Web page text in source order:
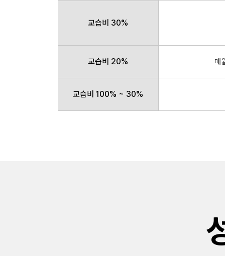
교습비 30%
교습비 20% 매
교습비 100% ~ 30%